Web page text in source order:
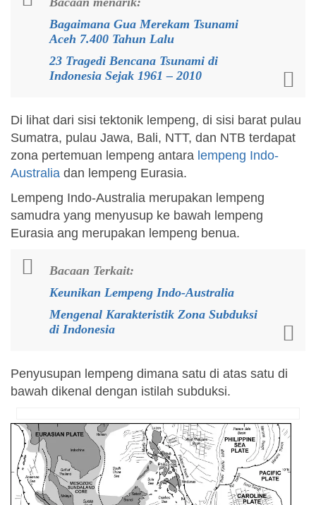
Bagaimana Gua Merekam Tsunami
Aceh 7.400 Tahun Lalu
23 Tragedi Bencana Tsunami di
Indonesia Sejak 1961 – 2010
Di lihat dari sisi tektonik lempeng, di sisi barat pulau
Sumatra, pulau Jawa, Bali, NTT, dan NTB terdapat
zona pertemuan lempeng antara lempeng Indo-
Australia dan lempeng Eurasia.
Lempeng Indo-Australia merupakan lempeng
samudra yang menyusup ke bawah lempeng
Eurasia ang merupakan lempeng benua.
Bacaan Terkait:
Keunikan Lempeng Indo-Australia
Mengenal Karakteristik Zona Subduksi
di Indonesia
Penyusupan lempeng dimana satu di atas satu di
bawah dikenal dengan istilah subduksi.